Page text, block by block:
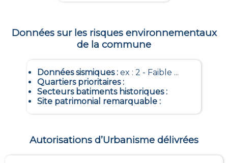
Données sur les risques environnementaux
de la commune
Données sismiques: ex : 2 - Faible ...
Quartiers prioritaires:
Secteurs batiments historiques:
Site patrimonial remarquable:
Autorisations d’Urbanisme délivrées